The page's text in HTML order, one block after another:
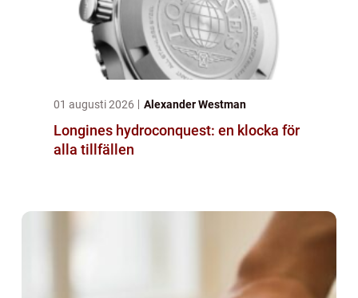
01 augusti 2026 Alexander Westman
Longines hydroconquest: en klocka för
alla tillfällen